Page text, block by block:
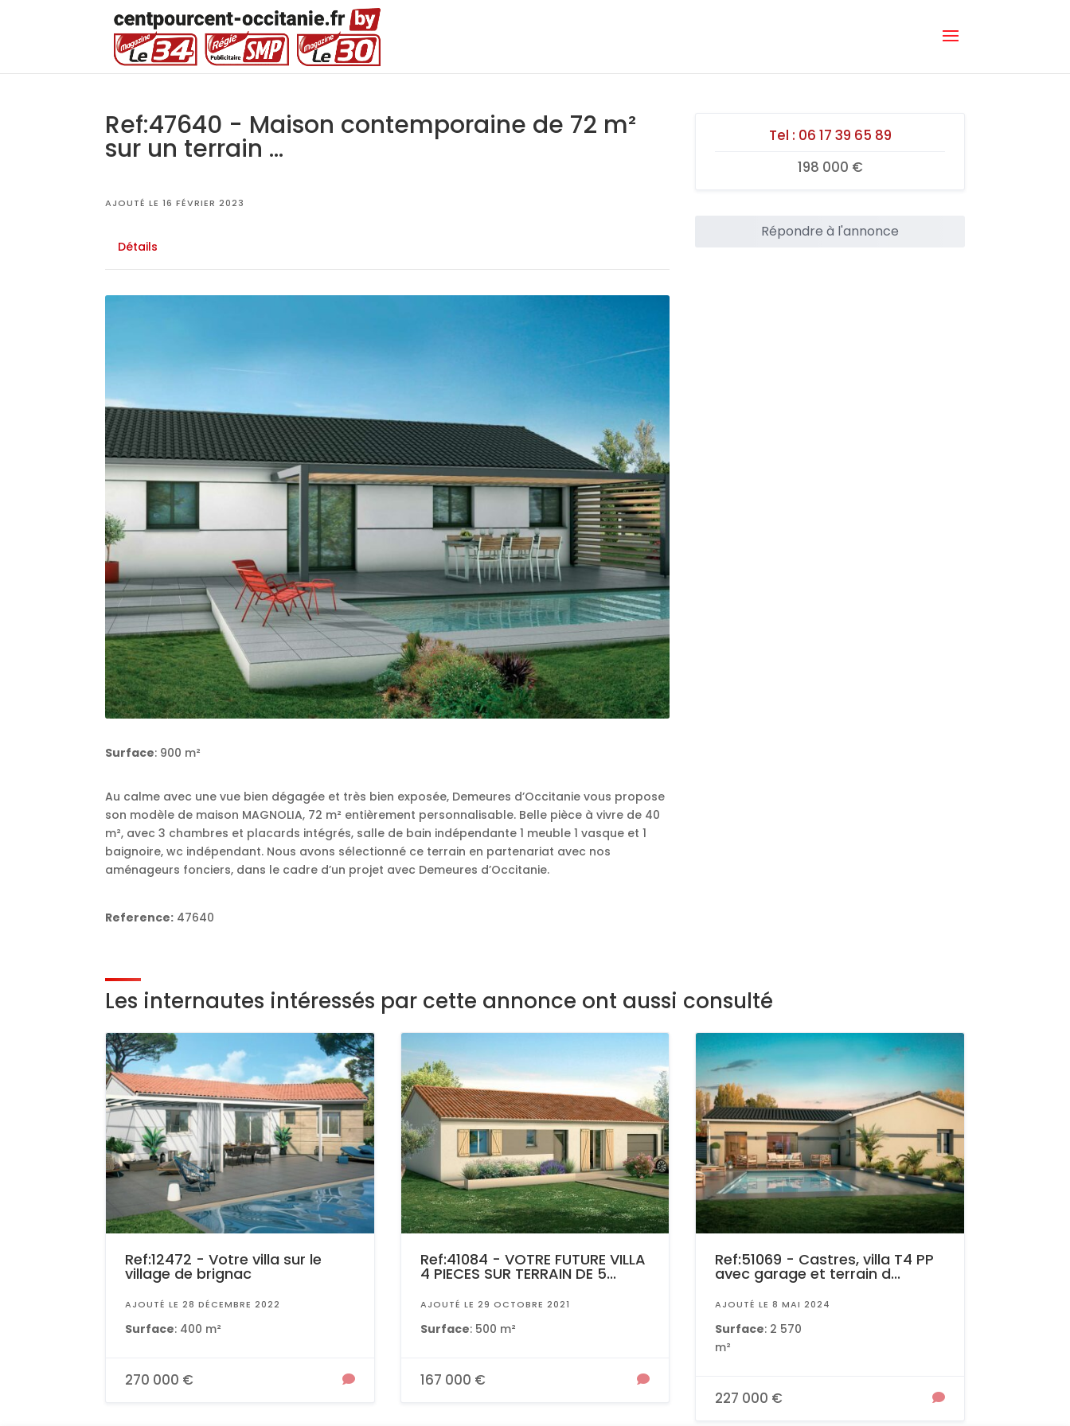
Ref:47640 - Maison contemporaine de 72 m²
sur un terrain ...
AJOUTÉ LE 16 FÉVRIER 2023
Détails
Surface: 900 m²
Au calme avec une vue bien dégagée et très bien exposée, Demeures d’Occitanie vous propose
son modèle de maison MAGNOLIA, 72 m² entièrement personnalisable. Belle pièce à vivre de 40
m², avec 3 chambres et placards intégrés, salle de bain indépendante 1 meuble 1 vasque et 1
baignoire, wc indépendant. Nous avons sélectionné ce terrain en partenariat avec nos
aménageurs fonciers, dans le cadre d’un projet avec Demeures d’Occitanie.
Reference: 47640
Tel : 06 17 39 65 89
198 000 €
Répondre à l'annonce
Les internautes intéressés par cette annonce ont aussi consulté
Ref:12472 - Votre villa sur le
village de brignac
AJOUTÉ LE 28 DÉCEMBRE 2022
Surface: 400 m²
270 000 €
Ref:41084 - VOTRE FUTURE VILLA
4 PIECES SUR TERRAIN DE 5...
AJOUTÉ LE 29 OCTOBRE 2021
Surface: 500 m²
167 000 €
Ref:51069 - Castres, villa T4 PP
avec garage et terrain d...
AJOUTÉ LE 8 MAI 2024
Surface: 2 570
m²
227 000 €